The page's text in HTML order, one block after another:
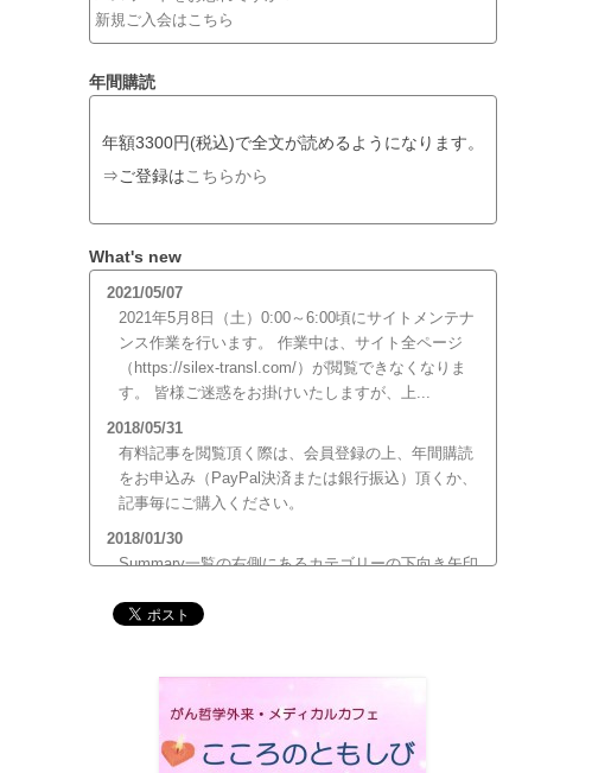
新規ご入会はこちら
年間購読
年額3300円(税込)で全文が読めるようになります。
⇒ご登録は こちらから
What's new
2021/05/07
2021年5月8日（土）0:00～6:00頃にサイトメンテナ
ンス作業を行います。 作業中は、サイト全ページ
（https://silex-transl.com/）が閲覧できなくなりま
す。 皆様ご迷惑をお掛けいたしますが、上...
2018/05/31
有料記事を閲覧頂く際は、会員登録の上、年間購読
をお申込み（PayPal決済または銀行振込）頂くか、
記事毎にご購入ください。
2018/01/30
Summary一覧の右側にあるカテゴリーの下向き矢印
ご覧頂きたいサブカテゴリーをクリックするとサブ
12月21日（木）22:00～翌22日（金）10:00頃にサイ
トメンテナンス作業を行います。 作業中は、サイト